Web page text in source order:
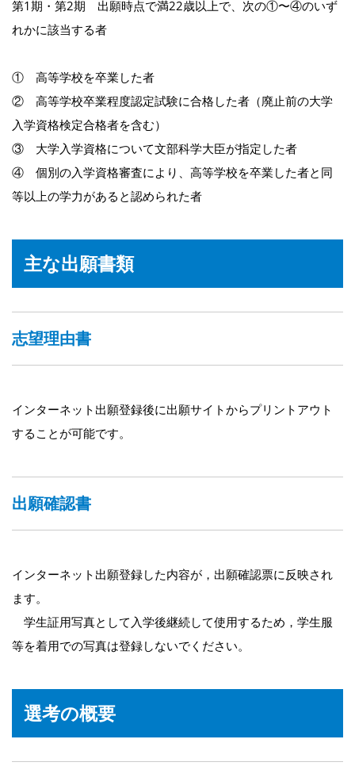
第1期・第2期 出願時点で満22歳以上で、次の①〜④のいず
れかに該当する者
① 高等学校を卒業した者
② 高等学校卒業程度認定試験に合格した者（廃止前の大学
入学資格検定合格者を含む）
③ 大学入学資格について文部科学大臣が指定した者
④ 個別の入学資格審査により、高等学校を卒業した者と同
等以上の学力があると認められた者
主な出願書類
志望理由書
インターネット出願登録後に出願サイトからプリントアウト
することが可能です。
出願確認書
インターネット出願登録した内容が，出願確認票に反映され
ます。
学生証用写真として入学後継続して使用するため，学生服
等を着用での写真は登録しないでください。
選考の概要